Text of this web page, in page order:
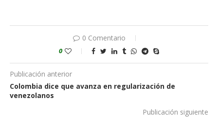
0 Comentario
0
Publicación anterior
Colombia dice que avanza en regularización de
venezolanos
Publicación siguiente